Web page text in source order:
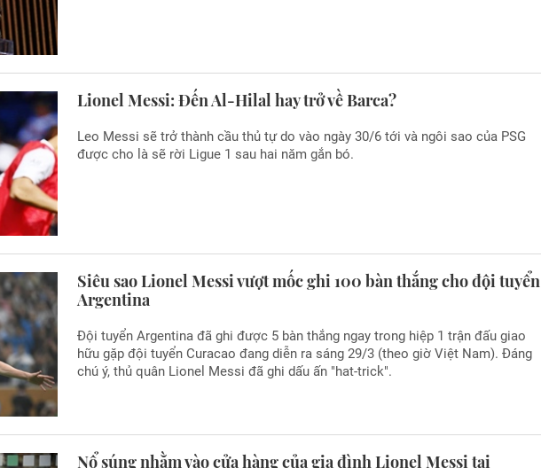
Lionel Messi: Đến Al-Hilal hay trở về Barca?
Leo Messi sẽ trở thành cầu thủ tự do vào ngày 30/6 tới và ngôi sao của PSG
được cho là sẽ rời Ligue 1 sau hai năm gắn bó.
Siêu sao Lionel Messi vượt mốc ghi 100 bàn thắng cho đội tuyển
Argentina
Đội tuyển Argentina đã ghi được 5 bàn thắng ngay trong hiệp 1 trận đấu giao
hữu gặp đội tuyển Curacao đang diễn ra sáng 29/3 (theo giờ Việt Nam). Đáng
chú ý, thủ quân Lionel Messi đã ghi dấu ấn "hat-trick".
Nổ súng nhằm vào cửa hàng của gia đình Lionel Messi tại